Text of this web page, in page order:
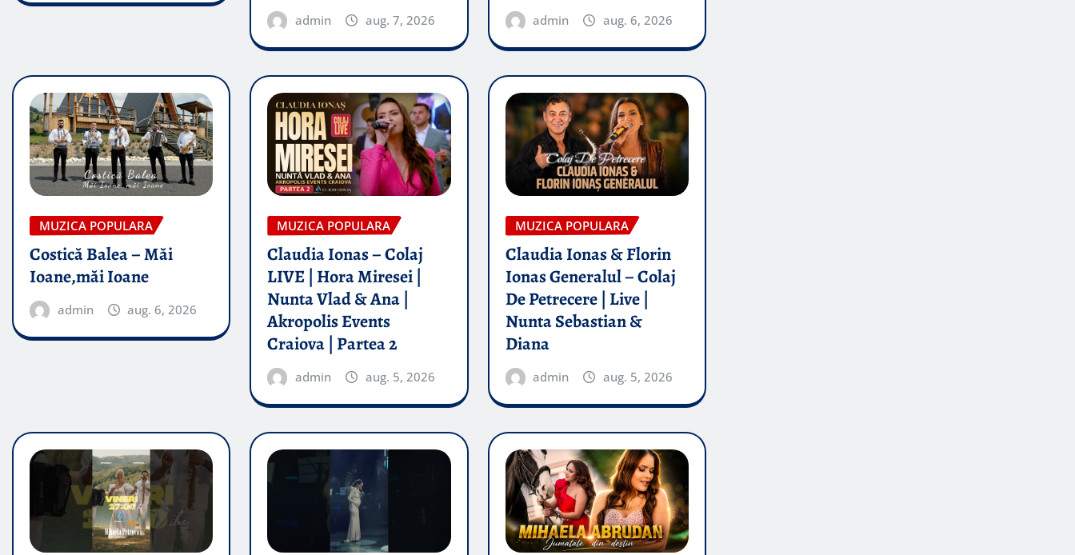
admin aug. 7, 2026 admin aug. 6, 2026
MUZICA POPULARA
Costică Balea – Măi
Ioane,măi Ioane
admin aug. 6, 2026
MUZICA POPULARA
Claudia Ionas – Colaj
LIVE | Hora Miresei |
Nunta Vlad & Ana |
Akropolis Events
Craiova | Partea 2
admin aug. 5, 2026
MUZICA POPULARA
Claudia Ionas & Florin
Ionas Generalul – Colaj
De Petrecere | Live |
Nunta Sebastian &
Diana
admin aug. 5, 2026